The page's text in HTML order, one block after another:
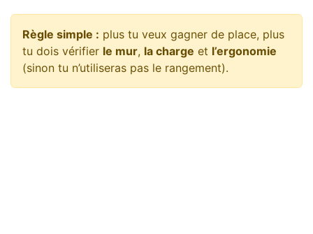
Règle simple : plus tu veux gagner de place, plus
tu dois vérifier le mur, la charge et l’ergonomie
(sinon tu n’utiliseras pas le rangement).